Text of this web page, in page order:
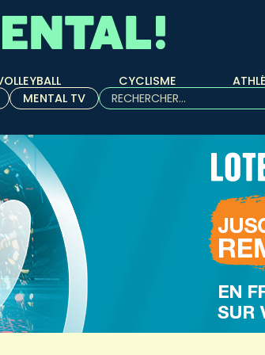
CYCLISME
MENTAL TV
Rechercher :